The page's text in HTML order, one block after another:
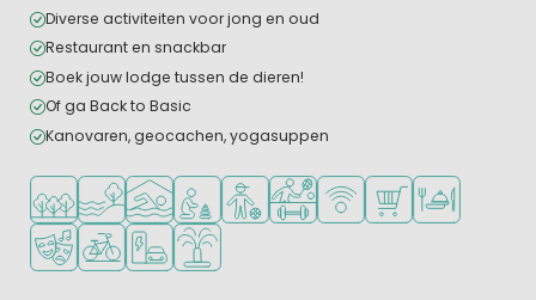
Diverse activiteiten voor jong en oud
Restaurant en snackbar
Boek jouw lodge tussen de dieren!
Of ga Back to Basic
Kanovaren, geocachen, yogasuppen
Ligt in een bosrijke omgeving
Ligt bij het water
Overdekt zwembad
Aanbevolen voor jonge kinderen
Aanbevolen voor tieners
Veel mogelijkheden om te
WiFi beschikbaar
Campingwinkel/
Restaurant of
Animatieprogramma
Fietsverhuur
Laadpaal elektrische auto
Waterspeeltuin